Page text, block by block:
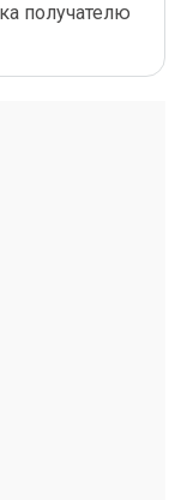
получателю